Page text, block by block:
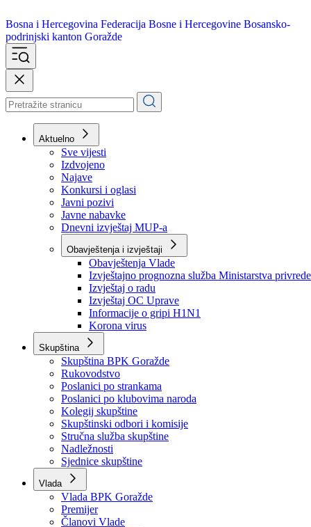
Bosna i Hercegovina
podrinjski kanton Goražde
Aktuelno
Sve vijesti
Izdvojeno
Najave
Konkursi i oglasi
Javni pozivi
Javne nabavke
Dnevni izvještaj MUP-a
Obavještenja i izvještaji
Obavještenja Vlade
Izvještajno prognozna služba Ministarstva privrede
Izvještaj o radu
Izvještaj OC Uprave
Informacije o gripi H1N1
Korona virus
Skupština
Skupština BPK Goražde
Rukovodstvo
Poslanici po strankama
Poslanici po klubovima naroda
Kolegij skupštine
Skupštinski odbori i komisije
Stručna služba skupštine
Nadležnosti
Sjednice skupštine
Vlada